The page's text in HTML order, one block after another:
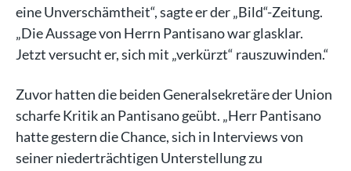
eine Unverschämtheit“, sagte er der „Bild“-Zeitung.
„Die Aussage von Herrn Pantisano war glasklar.
Jetzt versucht er, sich mit „verkürzt“ rauszuwinden.“
Zuvor hatten die beiden Generalsekretäre der Union
scharfe Kritik an Pantisano geübt. „Herr Pantisano
hatte gestern die Chance, sich in Interviews von
seiner niederträchtigen Unterstellung zu